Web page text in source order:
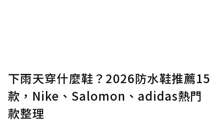
確認送出
下雨天穿什麼鞋？2026防水鞋推薦15
款，Nike、Salomon、adidas熱門
款整理